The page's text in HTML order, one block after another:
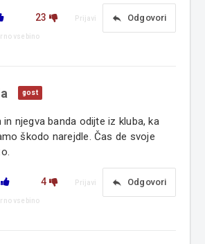
23 reply Odgovori
Prijavi
vsebino
gost
in njegva banda odijte iz kluba, ka
škodo narejdle. Čas de svoje
4 reply Odgovori
Prijavi
vsebino